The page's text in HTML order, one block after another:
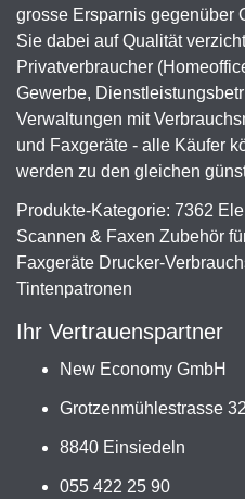
grosse Ersparnis gegenüber
Sie dabei auf Qualität
Privatverbraucher
Gewerbe,
Verwaltungen mit
und Faxgeräte - alle Käufer
werden zu den gleichen
Produkte-Kategorie: 7362
Scannen & Faxen Zubehör
Faxgeräte Drucker-
Tintenpatronen
Ihr Vertrauenspartner
New Economy GmbH
Grotzenmühlestrasse 32
8840 Einsiedeln
055 422 25 90